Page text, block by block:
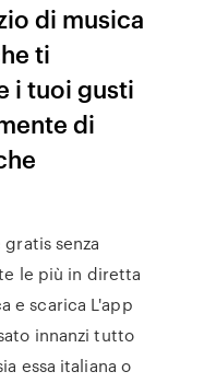
di musica
ti
i tuoi gusti
di
senza
le più in diretta
e scarica L'app
innanzi tutto
essa italiana o